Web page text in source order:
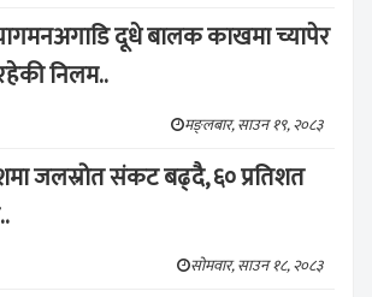
दूधे बालक काखमा च्यापेर
निलम..
मङ्लबार, साउन १९, २०८३
जलस्रोत संकट बढ्दै, ६० प्रतिशत
सोमवार, साउन १८, २०८३